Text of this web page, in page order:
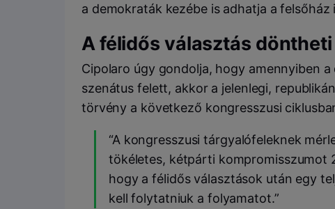
a demokraták kezébe is adhatja a felsőház
A félidős választás
Cipolaro úgy gondolja, hogy amennyiben
szenátus felett, akkor a jelenlegi,
törvény a következő kongresszusi
“A kongresszusi tárgyalófeleknek
tökéletes, kétpárti kompromisszumot
hogy a félidős választások után egy
kell folytatniuk a folyamatot.”